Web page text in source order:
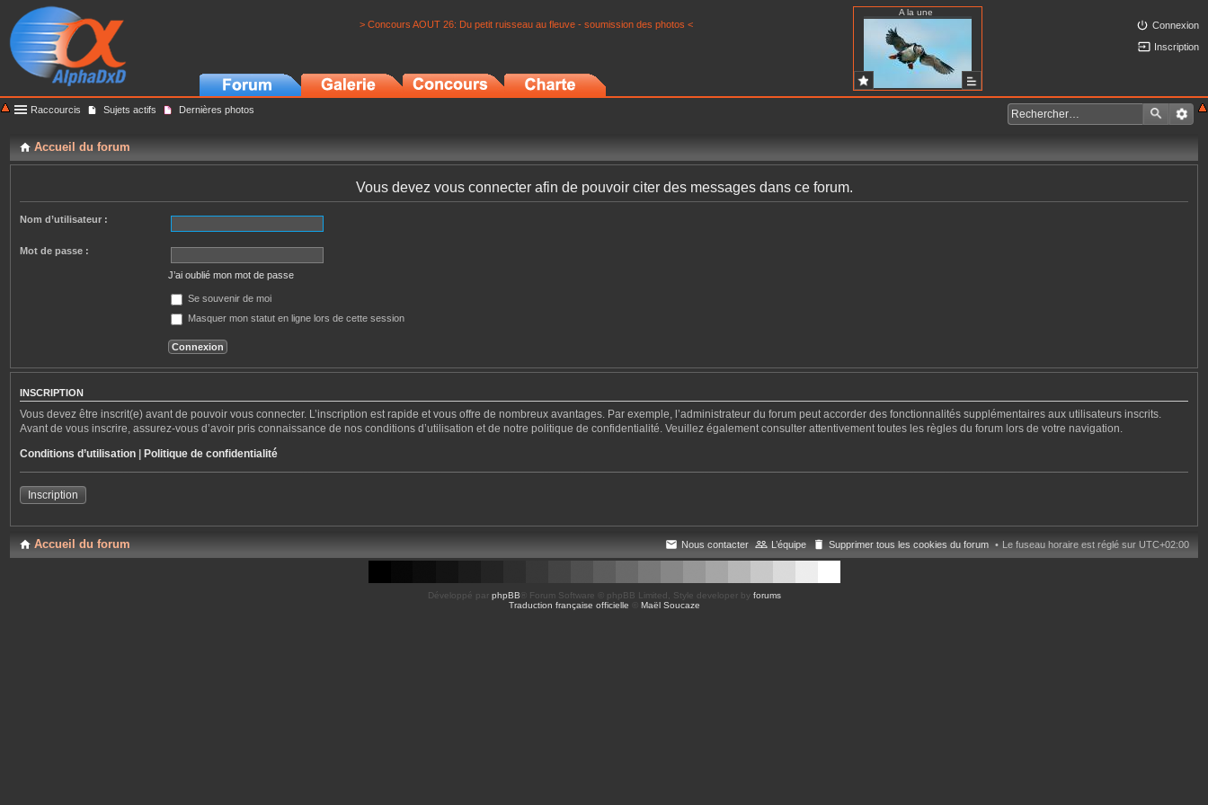
> Concours AOUT 26: Du petit ruisseau au fleuve - soumission des photos <
A la une
Connexion
Inscription
Raccourcis Sujets actifs Dernières photos
Accueil du forum
Vous devez vous connecter afin de pouvoir citer des messages dans ce forum.
Nom d’utilisateur :
Mot de passe :
J’ai oublié mon mot de passe
Se souvenir de moi
Masquer mon statut en ligne lors de cette session
INSCRIPTION
Vous devez être inscrit(e) avant de pouvoir vous connecter. L’inscription est rapide et vous offre de nombreux avantages. Par exemple, l’administrateur du forum peut accorder des fonctionnalités supplémentaires aux utilisateurs inscrits.
Avant de vous inscrire, assurez-vous d’avoir pris connaissance de nos conditions d’utilisation et de notre politique de confidentialité. Veuillez également consulter attentivement toutes les règles du forum lors de votre navigation.
Conditions d’utilisation | Politique de confidentialité
Inscription
Accueil du forum Le fuseau horaire est réglé sur UTC+02:00
Supprimer tous les cookies du forum
L’équipe
Nous contacter
Développé par phpBB ® Forum Software © phpBB Limited , Style developer by forums
Traduction française officielle
Maël Soucaze